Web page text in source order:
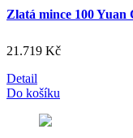
Zlatá mince 100 Yuan
21.719 Kč
Detail
Do košíku